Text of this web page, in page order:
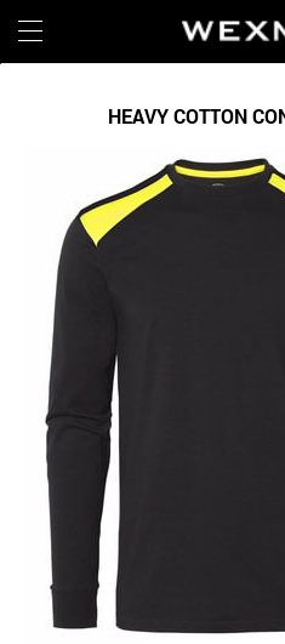
HEAVY COTTON